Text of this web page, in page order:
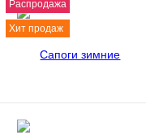
Распродажа
Хит продаж